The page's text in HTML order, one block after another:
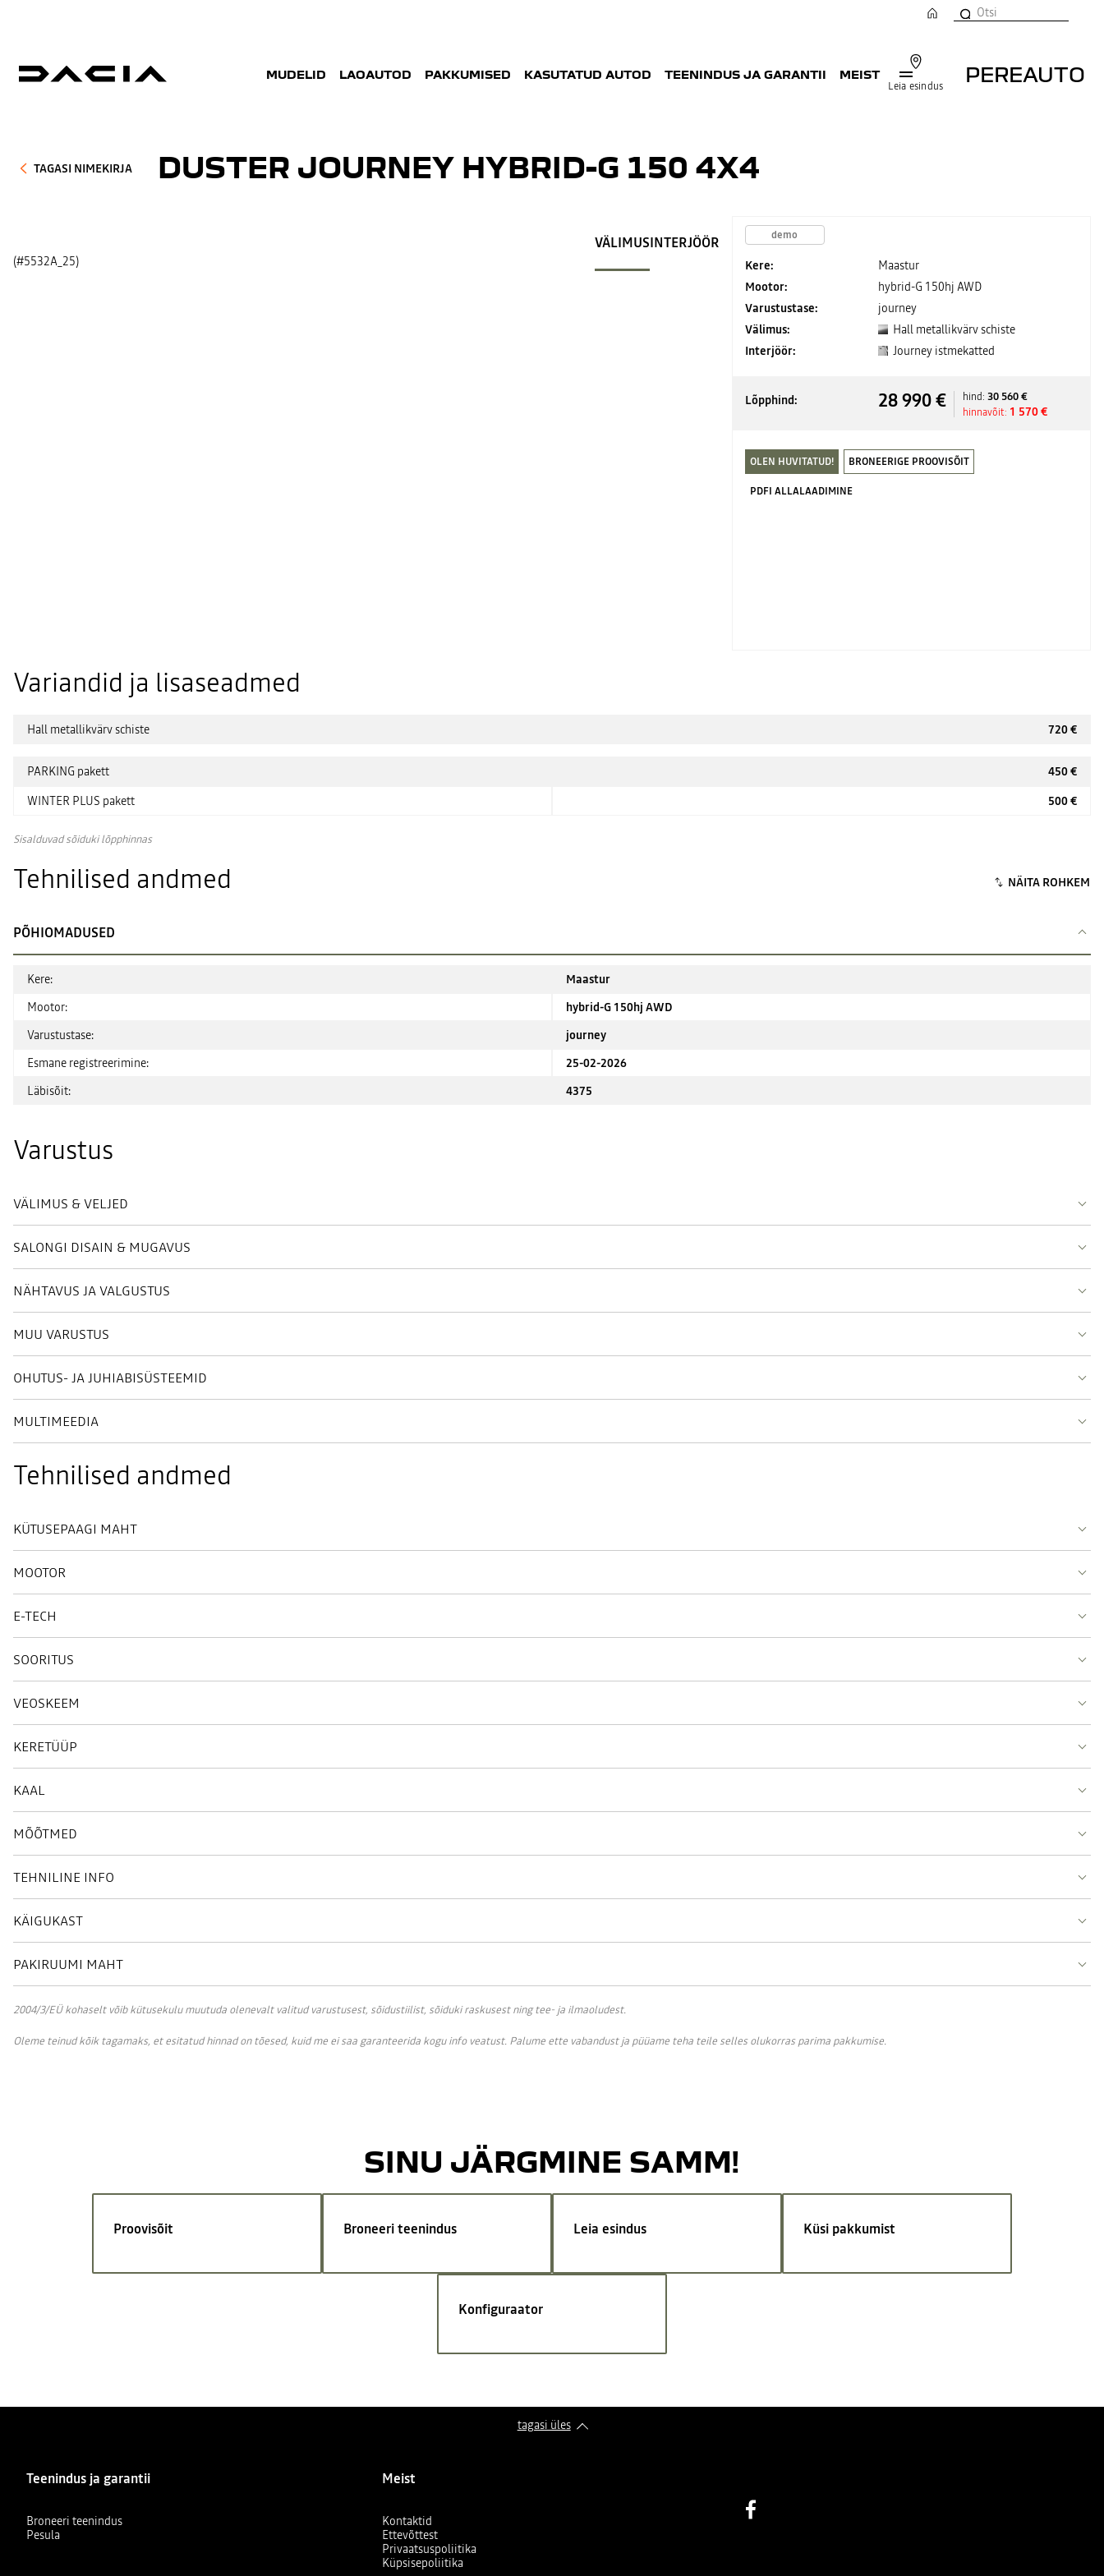
Leia esindus
PEREAUTO
MUDELID LAOAUTOD PAKKUMISED KASUTATUD AUTOD TEENINDUS JA GARANTII MEIST
TAGASI NIMEKIRJA DUSTER JOURNEY HYBRID-G 150 4X4
(#5532A_25)
VÄLIMUSINTERJÖÖR demo
Kere:
Maastur
Mootor:
hybrid-G 150hj AWD
Varustustase:
journey
Välimus:
Hall metallikvärv schiste
Interjöör:
Journey istmekatted
Lõpphind: 28 990 € hind: 30 560 €
hinnavõit: 1 570 €
OLEN HUVITATUD! BRONEERIGE PROOVISÕIT
PDFI ALLALAADIMINE
Variandid ja lisaseadmed
Hall metallikvärv schiste 720 €
PARKING pakett
450 €
WINTER PLUS pakett
500 €
Sisalduvad sõiduki lõpphinnas
Tehnilised andmed
PÕHIOMADUSED
Kere:
Maastur
Mootor:
hybrid-G 150hj AWD
Varustustase:
journey
Esmane registreerimine:
25-02-2026
Läbisõit:
4375
Varustus
VÄLIMUS & VELJED
SALONGI DISAIN & MUGAVUS
NÄHTAVUS JA VALGUSTUS
MUU VARUSTUS
OHUTUS- JA JUHIABISÜSTEEMID
MULTIMEEDIA
Tehnilised andmed
KÜTUSEPAAGI MAHT
MOOTOR
E-TECH
SOORITUS
VEOSKEEM
KERETÜÜP
KAAL
MÕÕTMED
TEHNILINE INFO
KÄIGUKAST
PAKIRUUMI MAHT
2004/3/EÜ kohaselt võib kütusekulu muutuda olenevalt valitud varustusest, sõidustiilist, sõiduki raskusest ning tee- ja ilmaoludest.
Oleme teinud kõik tagamaks, et esitatud hinnad on tõesed, kuid me ei saa garanteerida kogu info veatust. Palume ette vabandust ja püüame teha teile selles olukorras parima pakkumise.
SINU JÄRGMINE SAMM!
Proovisõit Broneeri teenindus Leia esindus Küsi pakkumist
Konfiguraator
tagasi üles
Teenindus ja garantii
Broneeri teenindus
Pesula
Meist
Kontaktid
Ettevõttest
Privaatsuspoliitika
Küpsisepoliitika